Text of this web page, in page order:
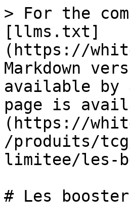
> For the
[llms.txt]
(https://
Markdown
available by
page is
(https://
/produits/
limitee/les-
# Les booster